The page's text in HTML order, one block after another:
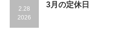
2.28
2026
3月の定休日